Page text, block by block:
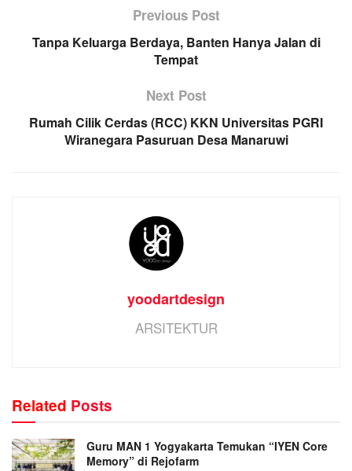
Previous Post
Tanpa Keluarga Berdaya, Banten Hanya Jalan di
Tempat
Next Post
Rumah Cilik Cerdas (RCC) KKN Universitas PGRI
Wiranegara Pasuruan Desa Manaruwi
yoodartdesign
ARSITEKTUR
Related Posts
Guru MAN 1 Yogyakarta Temukan “IYEN Core
Memory” di Rejofarm